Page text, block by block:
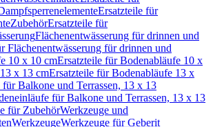
Ersatzteile für
ZubehörErsatzteile für
Flächenentwässerung für drinnen und
Flächenentwässerung für drinnen und
10 x 10 cmErsatzteile für Bodenabläufe 10 x
x 13 cmErsatzteile für Bodenabläufe 13 x
Balkone und Terrassen, 13 x 13
für Balkone und Terrassen, 13 x 13
für ZubehörWerkzeuge und
WerkzeugeWerkzeuge für Geberit